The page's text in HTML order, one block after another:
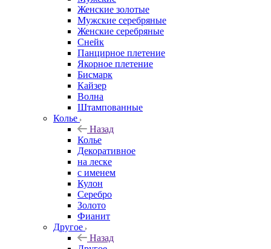
Женские золотые
Мужские серебряные
Женские серебряные
Снейк
Панцирное плетение
Якорное плетение
Бисмарк
Кайзер
Волна
Штампованные
Колье
Назад
Колье
Декоративное
на леске
с именем
Кулон
Серебро
Золото
Фианит
Другое
Назад